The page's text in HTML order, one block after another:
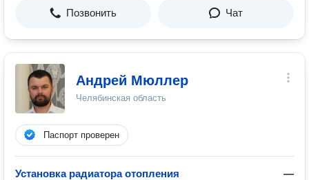
Позвонить Чат
Андрей Мюллер
Челябинская область
Паспорт проверен
Установка радиатора отопления —